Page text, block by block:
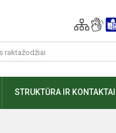
STRUKTŪRA IR KONTAKTAI